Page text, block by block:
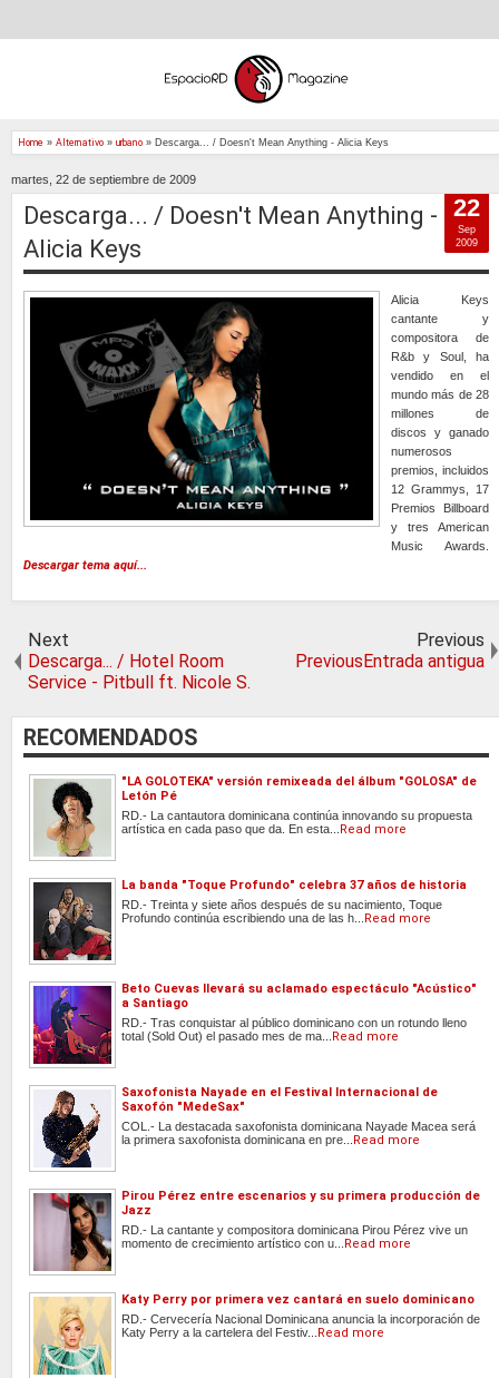
Home » Alternativo » urbano » Descarga... / Doesn't Mean Anything - Alicia Keys
martes, 22 de septiembre de 2009
Descarga... / Doesn't Mean Anything -
Alicia Keys
Alicia Keys
cantante y
compositora de
R&b y Soul, ha
vendido en el
mundo más de 28
millones de
discos y ganado
numerosos
premios, incluidos
12 Grammys, 17
Premios Billboard
y tres American
Music Awards.
Descargar tema aquí...
22
Sep
2009
Next
Descarga... / Hotel Room
Service - Pitbull ft. Nicole S.
Previous
PreviousEntrada antigua
RECOMENDADOS
"LA GOLOTEKA" versión remixeada del álbum "GOLOSA" de
Letón Pé
RD.- La cantautora dominicana continúa innovando su propuesta
artística en cada paso que da. En esta...
Read more
La banda "Toque Profundo" celebra 37 años de historia
RD.- Treinta y siete años después de su nacimiento, Toque
Profundo continúa escribiendo una de las h...
Read more
Beto Cuevas llevará su aclamado espectáculo "Acústico"
a Santiago
RD.- Tras conquistar al público dominicano con un rotundo lleno
total (Sold Out) el pasado mes de ma...
Read more
Saxofonista Nayade en el Festival Internacional de
Saxofón "MedeSax"
COL.- La destacada saxofonista dominicana Nayade Macea será
la primera saxofonista dominicana en pre...
Read more
Pirou Pérez entre escenarios y su primera producción de
Jazz
RD.- La cantante y compositora dominicana Pirou Pérez vive un
momento de crecimiento artístico con u...
Read more
Katy Perry por primera vez cantará en suelo dominicano
RD.- Cervecería Nacional Dominicana anuncia la incorporación de
Katy Perry a la cartelera del Festiv...
Read more